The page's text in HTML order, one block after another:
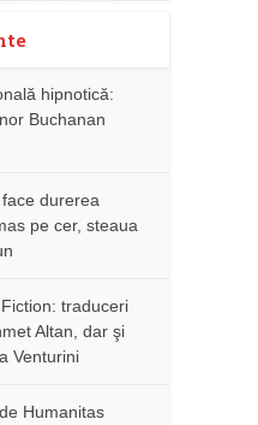
hipnotică:
Buchanan
durerea
pe cer, steaua
traduceri
Altan, dar şi
Venturini
Humanitas